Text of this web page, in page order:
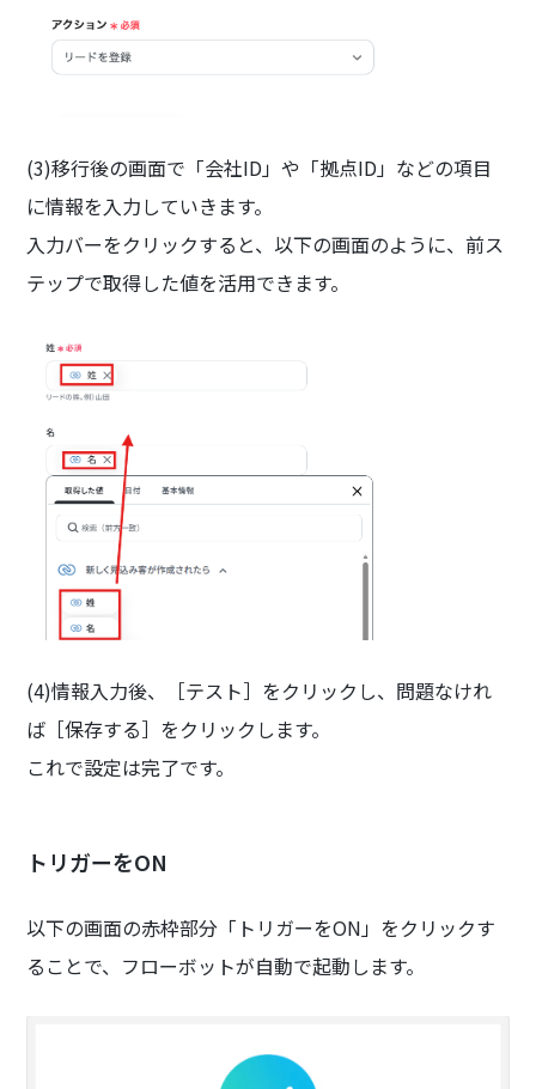
(3)移行後の画面で「会社ID」や「拠点ID」などの項目
に情報を入力していきます。
入力バーをクリックすると、以下の画面のように、前ス
テップで取得した値を活用できます。
(4)情報入力後、［テスト］をクリックし、問題なけれ
ば［保存する］をクリックします。
これで設定は完了です。
トリガーをON
以下の画面の赤枠部分「トリガーをON」をクリックす
ることで、フローボットが自動で起動します。